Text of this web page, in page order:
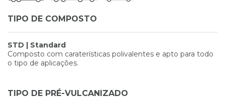
TIPO DE COMPOSTO
STD | Standard
Composto com caraterísticas polivalentes e apto para todo
o tipo de aplicações.
TIPO DE PRÉ-VULCANIZADO